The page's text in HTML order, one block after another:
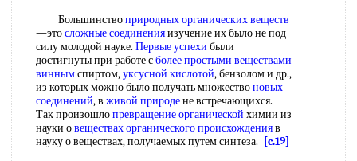
Большинствоприродных органических веществ
—этосложные соединенияизучение их было не под
силу молодой науке. Первые успехи были
достигнуты при работе сболее простыми веществами
виннымспиртом,уксусной кислотой, бензолом и др.,
из которых можно было получать множествоновых
соединений, в живой природене встречающихся.
Так произошлопревращение органической химии из
науки овеществах органического происхожденияв
науку о веществах, получаемых путем синтеза.
[c.19]